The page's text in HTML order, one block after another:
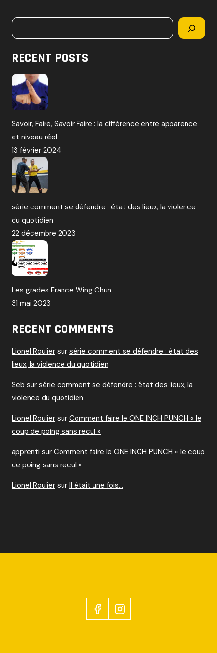
r
Rechercher
RECENT POSTS
Savoir, Faire, Savoir Faire : la différence entre apparence
et niveau réel
13 février 2024
série comment se défendre : état des lieux, la violence
du quotidien
22 décembre 2023
Les grades France Wing Chun
31 mai 2023
RECENT COMMENTS
Lionel Roulier sur série comment se défendre : état des
lieux, la violence du quotidien
Seb sur série comment se défendre : état des lieux, la
violence du quotidien
Lionel Roulier sur Comment faire le ONE INCH PUNCH « le
coup de poing sans recul »
apprenti sur Comment faire le ONE INCH PUNCH « le coup
de poing sans recul »
Lionel Roulier sur Il était une fois…